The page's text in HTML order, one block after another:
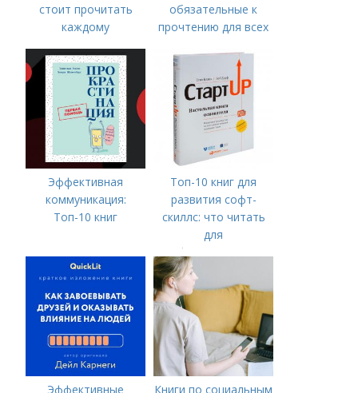
стоит прочитать
каждому
обязательные к
прочтению для всех
Эффективная
коммуникация:
Топ-10 книг
Топ-10 книг для
развития софт-
скиллс: что читать
для
профессионального
Эффективные
Книги по социальным